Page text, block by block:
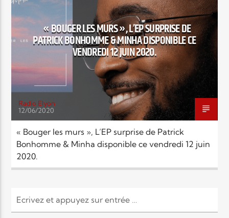
TITRE
ARTISTE
Radio Elyon
Elyon Rhema
Elyon Hits
« BOUGER LES MURS », L’EP SURPRISE DE
PATRICK BONHOMME & MINHA DISPONIBLE CE
VENDREDI 12 JUIN 2020.
Radio Elyon
12/06/2020
« Bouger les murs », L’EP surprise de Patrick
Bonhomme & Minha disponible ce vendredi 12 juin
2020.